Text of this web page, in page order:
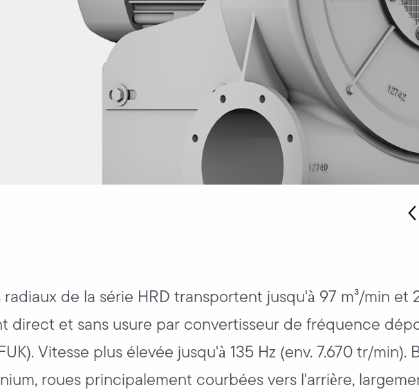
de la série HRD transportent jusqu'à 97 m³/min et
direct et sans usure par convertisseur de fréquence
Vitesse plus élevée jusqu'à 135 Hz (env. 7.670 tr/min).
roues principalement courbées vers l'arrière,